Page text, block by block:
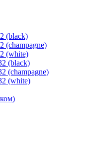
(black)
(champagne)
(white)
(black)
(champagne)
(white)